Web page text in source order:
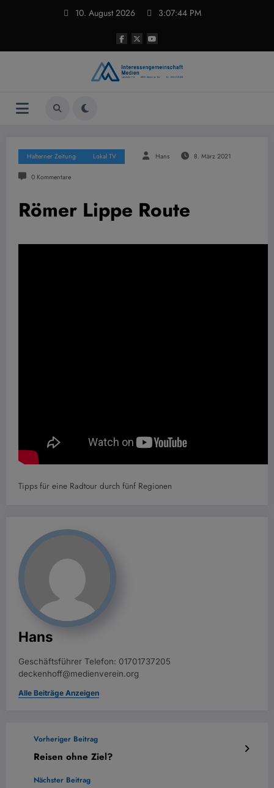
10. August 2026 3:07:45 PM
Halterner Zeitung Lokal TV Hans 8. März 2021
0 Kommentare
Römer Lippe Route
Tipps für eine Radtour durch fünf Regionen
Hans
Geschäftsführer Telefon: 01701737205
deckenhoff@medienverein.org
Alle Beiträge Anzeigen
Vorheriger Beitrag
Reisen ohne Ziel?
Nächster Beitrag